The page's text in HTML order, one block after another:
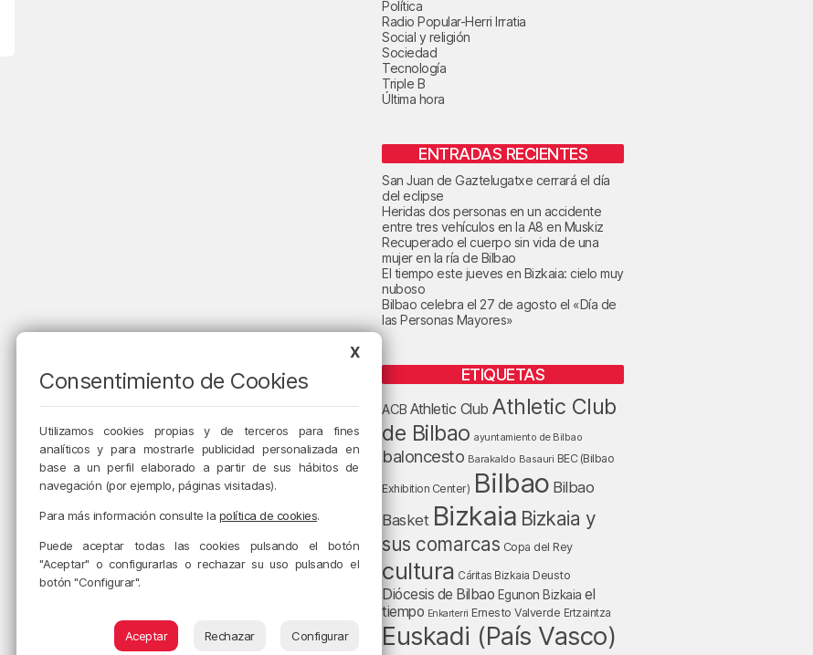
Política
Radio Popular-Herri Irratia
Social y religión
Sociedad
Tecnología
Triple B
Última hora
ENTRADAS RECIENTES
San Juan de Gaztelugatxe cerrará el día
del eclipse
Heridas dos personas en un accidente
entre tres vehículos en la A8 en Muskiz
Recuperado el cuerpo sin vida de una
mujer en la ría de Bilbao
El tiempo este jueves en Bizkaia: cielo muy
nuboso
Bilbao celebra el 27 de agosto el «Día de
las Personas Mayores»
ETIQUETAS
ACB Athletic Club Athletic Club
de Bilbao ayuntamiento de Bilbao
baloncesto Barakaldo Basauri BEC (Bilbao
Exhibition Center) Bilbao Bilbao
Basket Bizkaia Bizkaia y
sus comarcas Copa del Rey
cultura Cáritas Bizkaia Deusto
Diócesis de Bilbao Egunon Bizkaia el
tiempo Enkarterri Ernesto Valverde Ertzaintza
Euskadi (País Vasco)
X
Consentimiento de Cookies
Utilizamos cookies propias y de terceros para fines
analíticos y para mostrarle publicidad personalizada en
base a un perfil elaborado a partir de sus hábitos de
navegación (por ejemplo, páginas visitadas).
Para más información consulte la política de cookies.
Puede aceptar todas las cookies pulsando el botón
"Aceptar" o configurarlas o rechazar su uso pulsando el
botón "Configurar".
Aceptar Rechazar Configurar